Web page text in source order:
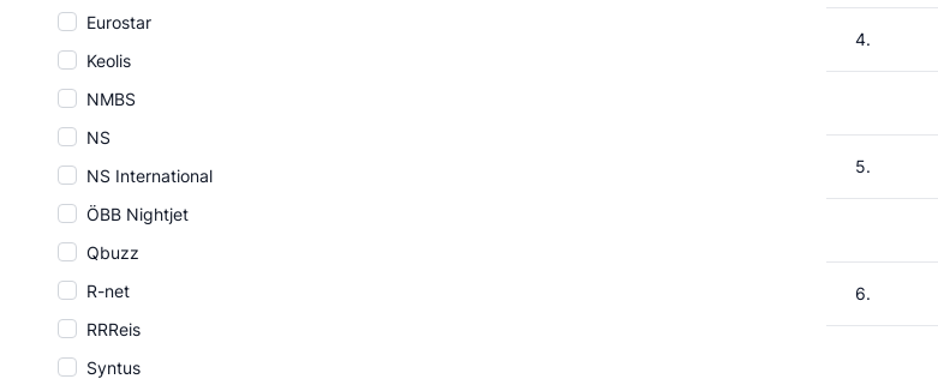
Eurostar
Keolis
NMBS
NS
NS International
ÖBB Nightjet
Qbuzz
R-net
RRReis
Syntus
4.
5.
6.